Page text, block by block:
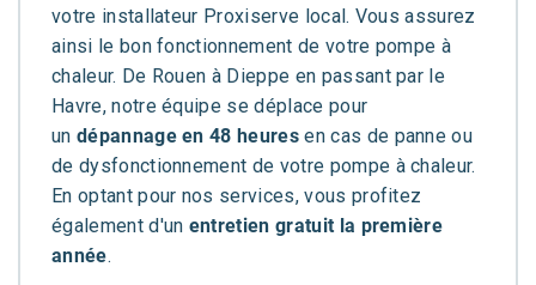
votre installateur Proxiserve local. Vous assurez
ainsi le bon fonctionnement de votre pompe à
chaleur. De Rouen à Dieppe en passant par le
Havre, notre équipe se déplace pour
un dépannage en 48 heures en cas de panne ou
de dysfonctionnement de votre pompe à chaleur.
En optant pour nos services, vous profitez
également d'un entretien gratuit la première
année.